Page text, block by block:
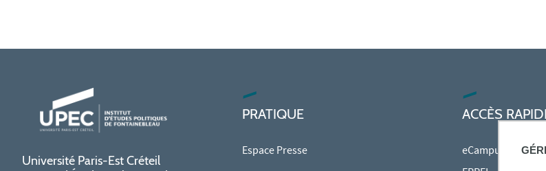
Université Paris-Est Créteil
PRATIQUE
Espace Presse
ACCÈS
eCampus